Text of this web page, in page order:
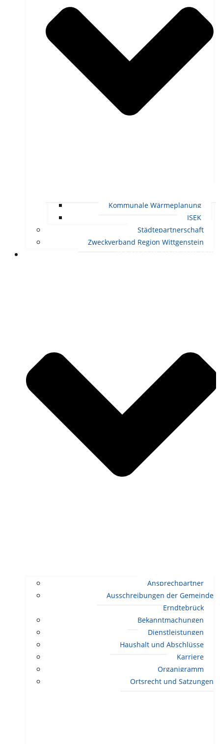
Kommunale Wärmeplanung
ISEK
Städtepartnerschaft
Zweckverband Region Wittgenstein
RATHAUS UND POLITIK
Ansprechpartner
Ausschreibungen der Gemeinde
Erndtebrück
Bekanntmachungen
Dienstleistungen
Haushalt und Abschlüsse
Karriere
Organigramm
Ortsrecht und Satzungen